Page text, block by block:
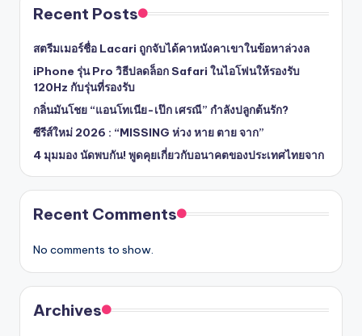
Recent Posts
สตรีมเมอร์ชื่อ Lacari ถูกจับได้คาหนังคาเขาในข้อหาล่วงล
iPhone รุ่น Pro วิธีปลดล็อก Safari ในไอโฟนให้รองรับ
120Hz กับรุ่นที่รองรับ
กลิ่นมันโชย “แอนโทเนีย-เป๊ก เศรณี” กำลังปลูกต้นรัก?
ซีรีส์ใหม่ 2026 : “MISSING ห่วง หาย ตาย จาก”
4 มุมมอง นัดพบกัน! พูดคุยเกี่ยวกับอนาคตของประเทศไทยจาก
Recent Comments
No comments to show.
Archives